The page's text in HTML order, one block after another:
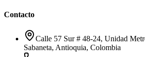
Contacto
Calle 57 Sur # 48-24, Unidad
Sabaneta, Antioquia, Colombia